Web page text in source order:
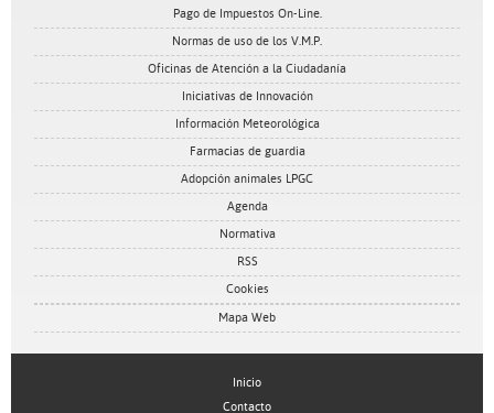
Pago de Impuestos On-Line.
Normas de uso de los V.M.P.
Oficinas de Atención a la Ciudadanía
Iniciativas de Innovación
Información Meteorológica
Farmacias de guardia
Adopción animales LPGC
Agenda
Normativa
RSS
Cookies
Mapa Web
Inicio
Contacto